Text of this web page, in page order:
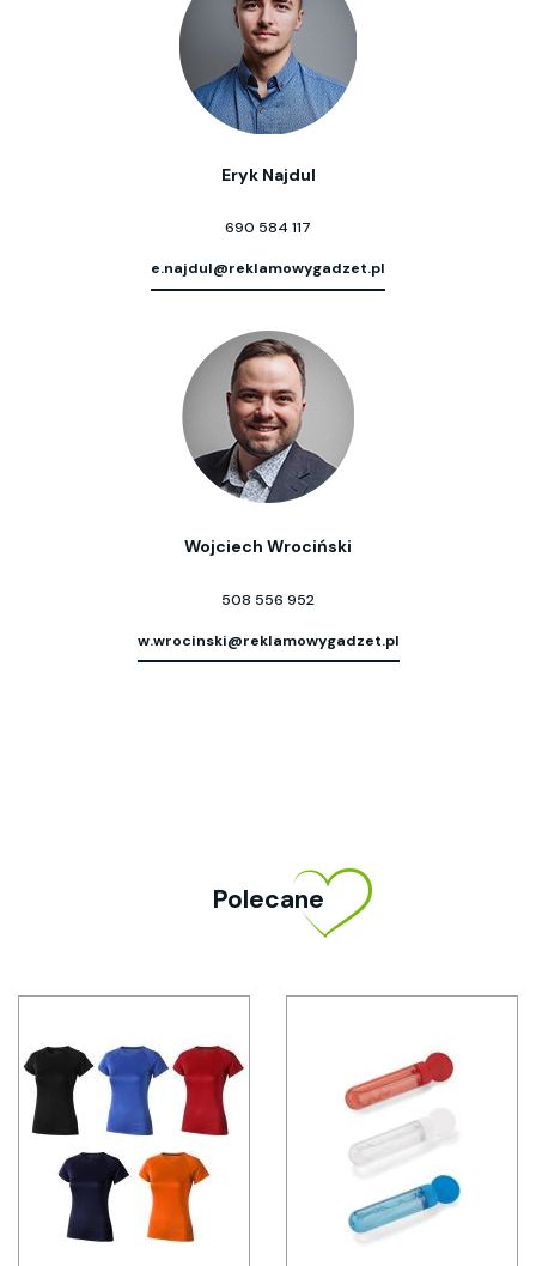
Eryk Najdul
690 584 117
e.najdul@reklamowygadzet.pl
Wojciech Wrociński
508 556 952
w.wrocinski@reklamowygadzet.pl
Polecane